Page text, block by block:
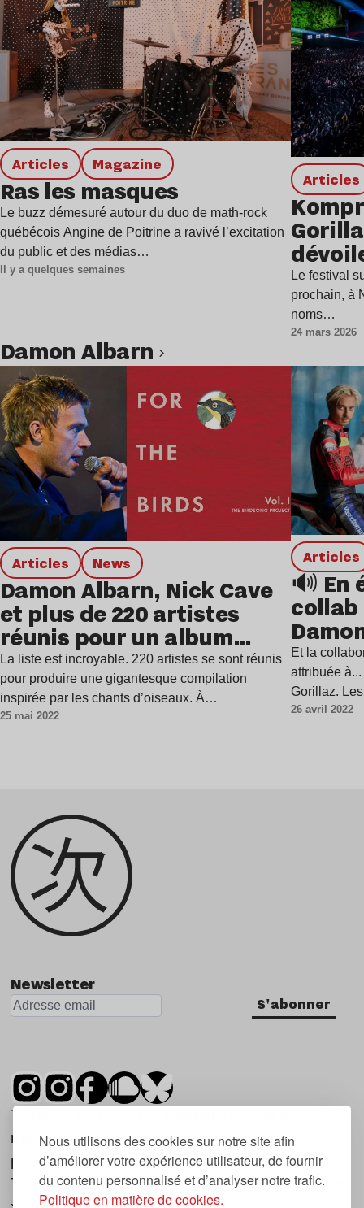
Nous utilisons des cookies sur notre site afin
d’améliorer votre expérience utilisateur, de fournir
du contenu personnalisé et d’analyser notre trafic.
Politique en matière de cookies.
Articles magazine
Ras les masques
Le buzz démesuré autour du duo de math-rock
québécois Angine de Poitrine a ravivé l’excitation
du public et des médias…
Il y a quelques semaines
Articles
Le festival
prochain, à
noms…
24 mars 2026
Damon Albarn
Articles news
Damon Albarn, Nick Cave
et plus de 220 artistes
réunis pour un album
autour des chants
d’oiseaux
La liste est incroyable. 220 artistes se sont réunis
pour produire une gigantesque compilation
inspirée par les chants d’oiseaux. À…
25 mai 2022
Articles
🔊 En
collab
Et la
attribuée
Gorillaz.
26 avril 2022
Newsletter
S'abonner
Tsugi est un mensuel indépendant sur la
musique et les nouvelles tendances, dont la
première parution date de 2007.
Tsugi en japonais signifie « prochain », « suivant